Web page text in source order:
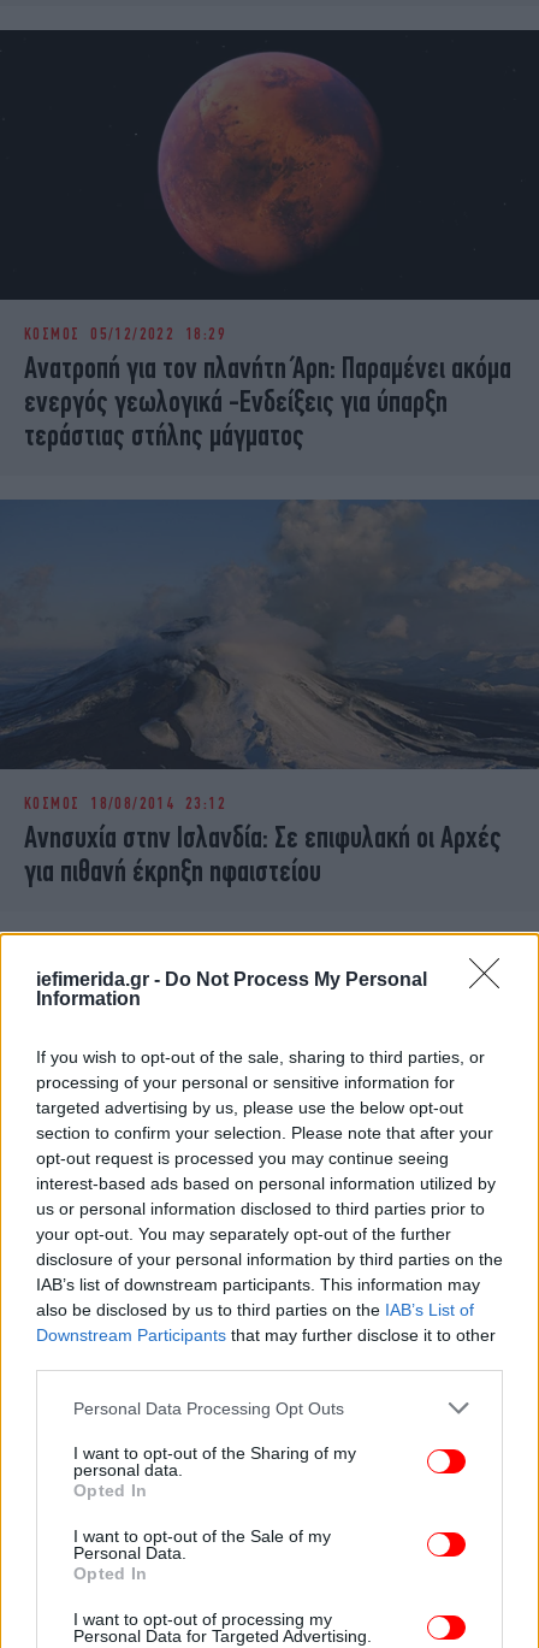
iefimerida.gr - Do Not Process My Personal
Information
If you wish to opt-out of the sale, sharing to third parties, or
processing of your personal or sensitive information for
targeted advertising by us, please use the below opt-out
section to confirm your selection. Please note that after your
opt-out request is processed you may continue seeing
interest-based ads based on personal information utilized by
us or personal information disclosed to third parties prior to
your opt-out. You may separately opt-out of the further
disclosure of your personal information by third parties on the
IAB’s list of downstream participants. This information may
also be disclosed by us to third parties on the IAB’s List of
Downstream Participants that may further disclose it to other
Please note that this website/app uses one or more Google
not limited to your visit or usage behaviour. You may click to
grant or deny consent to Google and its third-party tags to
use your data for below specified purposes in below Google
consent section.
Personal Data Processing Opt Outs
I want to opt-out of the Sharing of my
personal data.
Opted In
I want to opt-out of the Sale of my
Personal Data.
Opted In
I want to opt-out of processing my
Personal Data for Targeted Advertising.
ΚΟΣΜΟΣ 05/12/2022 18:29
Ανατροπή για τον πλανήτη Άρη: Παραμένει ακόμα
ενεργός γεωλογικά -Ενδείξεις για ύπαρξη
τεράστιας στήλης μάγματος
ΚΟΣΜΟΣ 18/08/2014 23:12
Ανησυχία στην Ισλανδία: Σε επιφυλακή οι Αρχές
για πιθανή έκρηξη ηφαιστείου
ΕΛΛΑΔΑ 24/10/2012 09:21
Ποια είναι επιτέλους η αλήθεια για το ηφαίστειο
της Σαντορίνης; -Κατεπειγόντως τέθηκε σε
24ωρη παρακολούθηση